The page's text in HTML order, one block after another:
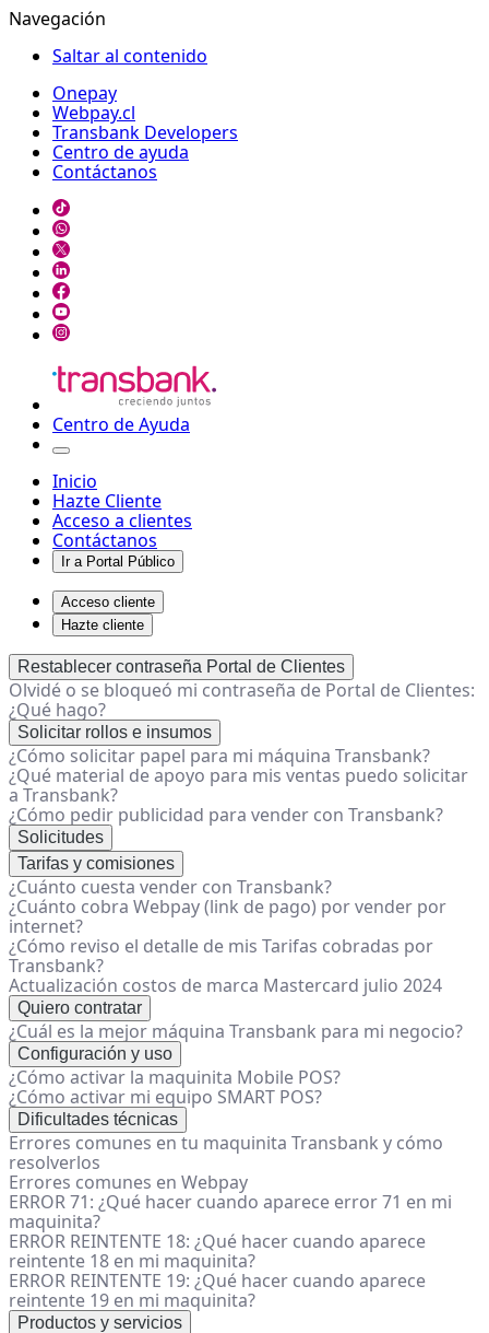
Navegación
Saltar al contenido
Onepay
Webpay.cl
Transbank Developers
Centro de ayuda
Contáctanos
Centro de Ayuda
Inicio
Hazte Cliente
Acceso a clientes
Contáctanos
Ir a Portal Público
Acceso cliente
Hazte cliente
Configuración
y
solución
de
problemas
-
Centro
de
ayuda
Restablecer contraseña Portal de Clientes
Olvidé o se bloqueó mi contraseña de Portal de Clientes:
¿Qué hago?
Solicitar rollos e insumos
¿Cómo solicitar papel para mi máquina Transbank?
¿Qué material de apoyo para mis ventas puedo solicitar
a Transbank?
¿Cómo pedir publicidad para vender con Transbank?
Solicitudes
Tarifas y comisiones
¿Cuánto cuesta vender con Transbank?
¿Cuánto cobra Webpay (link de pago) por vender por
internet?
¿Cómo reviso el detalle de mis Tarifas cobradas por
Transbank?
Actualización costos de marca Mastercard julio 2024
Quiero contratar
¿Cuál es la mejor máquina Transbank para mi negocio?
Configuración y uso
¿Cómo activar la maquinita Mobile POS?
¿Cómo activar mi equipo SMART POS?
Dificultades técnicas
Errores comunes en tu maquinita Transbank y cómo
resolverlos
Errores comunes en Webpay
ERROR 71: ¿Qué hacer cuando aparece error 71 en mi
maquinita?
ERROR REINTENTE 18: ¿Qué hacer cuando aparece
reintente 18 en mi maquinita?
ERROR REINTENTE 19: ¿Qué hacer cuando aparece
reintente 19 en mi maquinita?
Productos y servicios